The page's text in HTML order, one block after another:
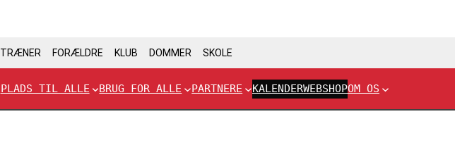
TRÆNER FORÆLDRE KLUB DOMMER SKOLE
PLADS TIL ALLE BRUG FOR ALLE PARTNERE KALENDERWEBSHOPOM OS